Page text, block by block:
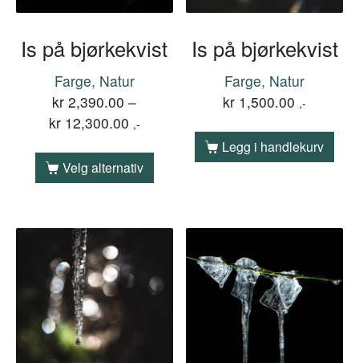
Is på bjørkekvist
Farge, Natur
kr 2,390.00 –
kr12,300.00 ,-
Velg alternativ
Is på bjørkekvist
Farge, Natur
kr 1,500.00 ,-
Legg i handlekurv